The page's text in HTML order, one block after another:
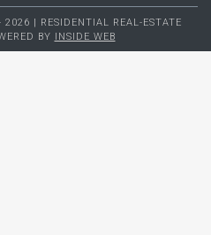
| RESIDENTIAL REAL-ESTATE
BY
INSIDE WEB